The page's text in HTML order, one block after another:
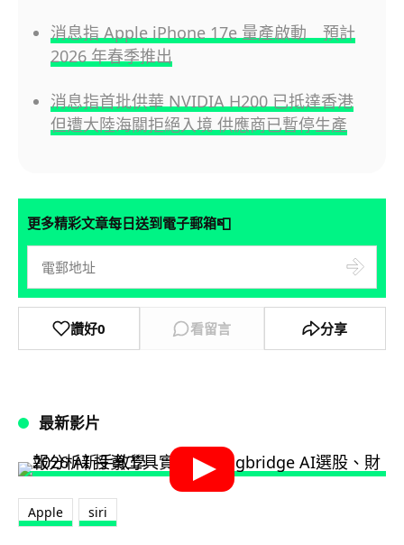
消息指 Apple iPhone 17e 量產啟動 預計
2026 年春季推出
消息指首批供華 NVIDIA H200 已抵達香港
但遭大陸海關拒絕入境 供應商已暫停生產
更多精彩文章每日送到電子郵箱📮
讚好0 看留言 分享
最新影片
Apple siri